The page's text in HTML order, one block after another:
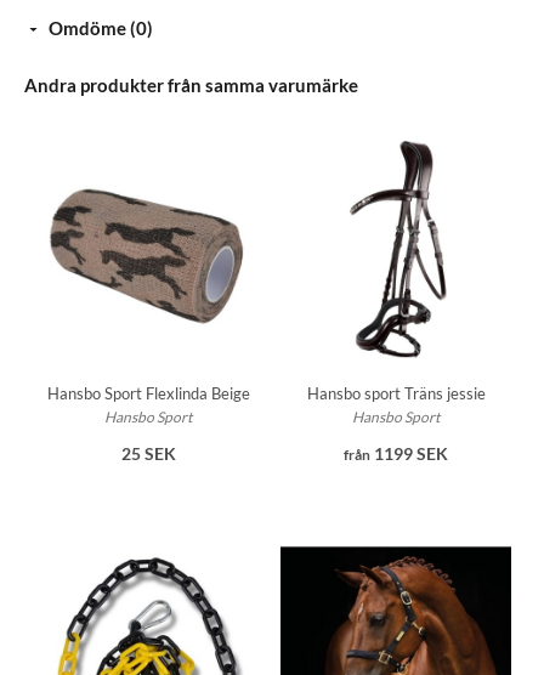
info@willab.se
Omdöme (0)
Andra produkter från samma varumärke
Hansbo Sport Flexlinda Beige
Hansbo Sport
25 SEK
Hansbo sport Träns jessie
Hansbo Sport
från 1199 SEK